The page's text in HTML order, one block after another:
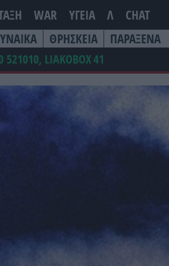
WAR ΥΓΕΙΑ Λ CHAT
ΘΡΗΣΚΕΙΑ ΠΑΡΑΞΕΝΑ
521010, LIAKOBOX41